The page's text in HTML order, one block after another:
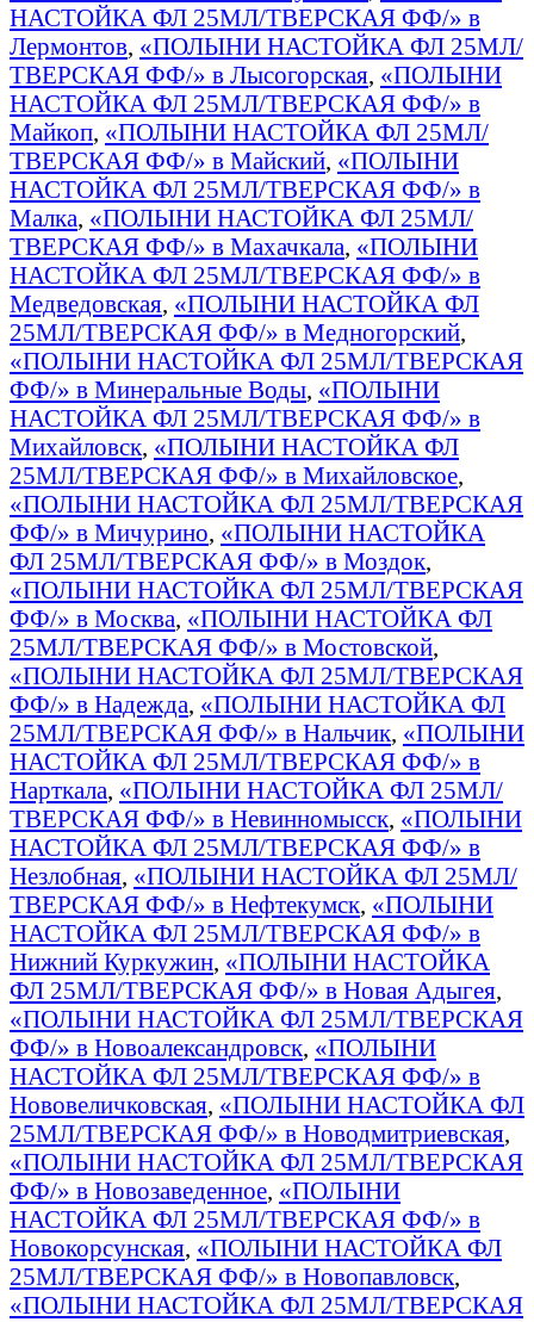
НАСТОЙКА ФЛ 25МЛ/ТВЕРСКАЯ ФФ/» в
Лермонтов, «ПОЛЫНИ НАСТОЙКА ФЛ 25МЛ/
ТВЕРСКАЯ ФФ/» в Лысогорская, «ПОЛЫНИ
НАСТОЙКА ФЛ 25МЛ/ТВЕРСКАЯ ФФ/» в
Майкоп, «ПОЛЫНИ НАСТОЙКА ФЛ 25МЛ/
ТВЕРСКАЯ ФФ/» в Майский, «ПОЛЫНИ
НАСТОЙКА ФЛ 25МЛ/ТВЕРСКАЯ ФФ/» в
Малка, «ПОЛЫНИ НАСТОЙКА ФЛ 25МЛ/
ТВЕРСКАЯ ФФ/» в Махачкала, «ПОЛЫНИ
НАСТОЙКА ФЛ 25МЛ/ТВЕРСКАЯ ФФ/» в
Медведовская, «ПОЛЫНИ НАСТОЙКА ФЛ
25МЛ/ТВЕРСКАЯ ФФ/» в Медногорский,
«ПОЛЫНИ НАСТОЙКА ФЛ 25МЛ/ТВЕРСКАЯ
ФФ/» в Минеральные Воды, «ПОЛЫНИ
НАСТОЙКА ФЛ 25МЛ/ТВЕРСКАЯ ФФ/» в
Михайловск, «ПОЛЫНИ НАСТОЙКА ФЛ
25МЛ/ТВЕРСКАЯ ФФ/» в Михайловское,
«ПОЛЫНИ НАСТОЙКА ФЛ 25МЛ/ТВЕРСКАЯ
ФФ/» в Мичурино, «ПОЛЫНИ НАСТОЙКА
ФЛ 25МЛ/ТВЕРСКАЯ ФФ/» в Моздок,
«ПОЛЫНИ НАСТОЙКА ФЛ 25МЛ/ТВЕРСКАЯ
ФФ/» в Москва, «ПОЛЫНИ НАСТОЙКА ФЛ
25МЛ/ТВЕРСКАЯ ФФ/» в Мостовской,
«ПОЛЫНИ НАСТОЙКА ФЛ 25МЛ/ТВЕРСКАЯ
ФФ/» в Надежда, «ПОЛЫНИ НАСТОЙКА ФЛ
25МЛ/ТВЕРСКАЯ ФФ/» в Нальчик, «ПОЛЫНИ
НАСТОЙКА ФЛ 25МЛ/ТВЕРСКАЯ ФФ/» в
Нарткала, «ПОЛЫНИ НАСТОЙКА ФЛ 25МЛ/
ТВЕРСКАЯ ФФ/» в Невинномысск, «ПОЛЫНИ
НАСТОЙКА ФЛ 25МЛ/ТВЕРСКАЯ ФФ/» в
Незлобная, «ПОЛЫНИ НАСТОЙКА ФЛ 25МЛ/
ТВЕРСКАЯ ФФ/» в Нефтекумск, «ПОЛЫНИ
НАСТОЙКА ФЛ 25МЛ/ТВЕРСКАЯ ФФ/» в
Нижний Куркужин, «ПОЛЫНИ НАСТОЙКА
ФЛ 25МЛ/ТВЕРСКАЯ ФФ/» в Новая Адыгея,
«ПОЛЫНИ НАСТОЙКА ФЛ 25МЛ/ТВЕРСКАЯ
ФФ/» в Новоалександровск, «ПОЛЫНИ
НАСТОЙКА ФЛ 25МЛ/ТВЕРСКАЯ ФФ/» в
Нововеличковская, «ПОЛЫНИ НАСТОЙКА ФЛ
25МЛ/ТВЕРСКАЯ ФФ/» в Новодмитриевская,
«ПОЛЫНИ НАСТОЙКА ФЛ 25МЛ/ТВЕРСКАЯ
ФФ/» в Новозаведенное, «ПОЛЫНИ
НАСТОЙКА ФЛ 25МЛ/ТВЕРСКАЯ ФФ/» в
Новокорсунская, «ПОЛЫНИ НАСТОЙКА ФЛ
25МЛ/ТВЕРСКАЯ ФФ/» в Новопавловск,
«ПОЛЫНИ НАСТОЙКА ФЛ 25МЛ/ТВЕРСКАЯ